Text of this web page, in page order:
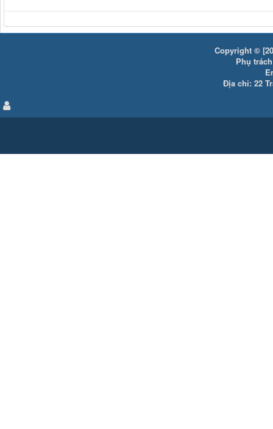
Copyright ©
Phụ
Địa chỉ: 22